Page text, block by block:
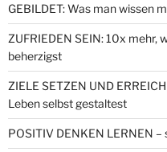
GEBILDET: Was man wissen
ZUFRIEDEN SEIN: 10x mehr,
beherzigst
ZIELE SETZEN UND
Leben selbst gestaltest
POSITIV DENKEN LERNEN –